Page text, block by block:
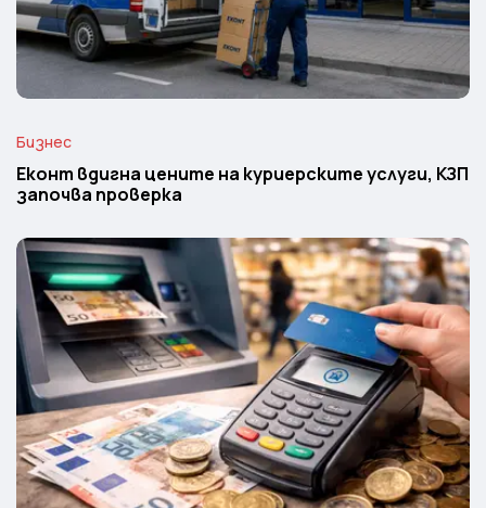
Бизнес
Еконт вдигна цените на куриерските услуги, КЗП
започва проверка